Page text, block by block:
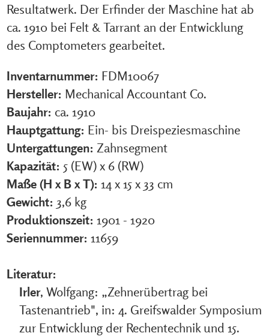
Resultatwerk. Der Erfinder der Maschine hat ab
ca. 1910 bei Felt & Tarrant an der Entwicklung
des Comptometers gearbeitet.
Inventarnummer: FDM10067
Hersteller: Mechanical Accountant Co.
Baujahr: ca. 1910
Hauptgattung: Ein- bis Dreispeziesmaschine
Untergattungen: Zahnsegment
Kapazität: 5 (EW) x 6 (RW)
Maße (H x B x T): 14 x 15 x 33 cm
Gewicht: 3,6 kg
Produktionszeit: 1901 - 1920
Seriennummer: 11659
Literatur:
Irler, Wolfgang: „Zehnerübertrag bei
Tastenantrieb", in: 4. Greifswalder Symposium
zur Entwicklung der Rechentechnik und 15.